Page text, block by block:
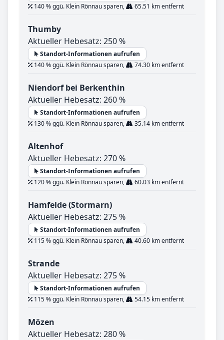
140 % ggü. Klein Rönnau sparen,
65.51 km entfernt
Thumby
Aktueller Hebesatz: 250 %
Standort-Informationen aufrufen
140 % ggü. Klein Rönnau sparen,
74.30 km entfernt
Niendorf bei Berkenthin
Aktueller Hebesatz: 260 %
Standort-Informationen aufrufen
130 % ggü. Klein Rönnau sparen,
35.14 km entfernt
Altenhof
Aktueller Hebesatz: 270 %
Standort-Informationen aufrufen
120 % ggü. Klein Rönnau sparen,
60.03 km entfernt
Hamfelde (Stormarn)
Aktueller Hebesatz: 275 %
Standort-Informationen aufrufen
115 % ggü. Klein Rönnau sparen,
40.60 km entfernt
Strande
Aktueller Hebesatz: 275 %
Standort-Informationen aufrufen
115 % ggü. Klein Rönnau sparen,
54.15 km entfernt
Mözen
Aktueller Hebesatz: 280 %